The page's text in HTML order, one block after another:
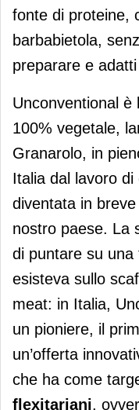
fonte di proteine,
barbabietola,
preparare e
Unconventional è
100% vegetale,
Granarolo, in
Italia dal lavoro
diventata in
nostro paese. La
di puntare su una
esisteva sullo
meat: in Italia,
un pioniere, il
un’offerta
che ha come
flexitariani,